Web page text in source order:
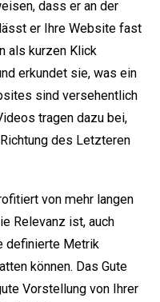
dass er an der
er Ihre Website fast
als kurzen Klick
erkundet sie, was ein
sind versehentlich
tragen dazu bei,
des Letzteren
von mehr langen
Relevanz ist, auch
definierte Metrik
können. Das Gute
Vorstellung von Ihrer